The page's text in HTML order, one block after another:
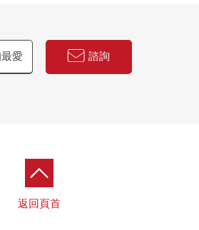
愛 諮詢
返回頁首